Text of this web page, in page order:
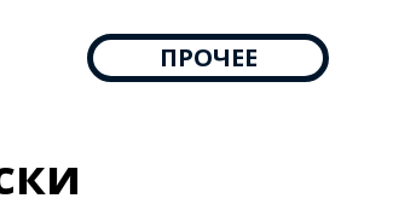
ПРОЧЕЕ